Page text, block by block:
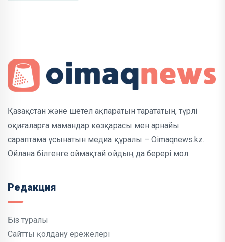
Қазақстан және шетел ақпаратын тарататын, түрлі
оқиғаларға мамандар көзқарасы мен арнайы
сараптама ұсынатын медиа құралы – Oimaqnews.kz.
Ойлана білгенге оймақтай ойдың да берері мол.
Редакция
Біз туралы
Сайтты қолдану ережелері